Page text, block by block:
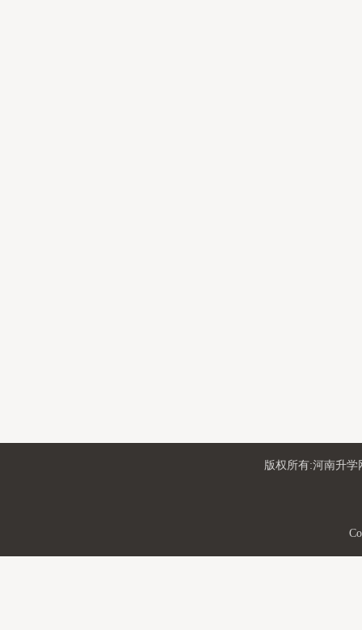
版权所有:河南升